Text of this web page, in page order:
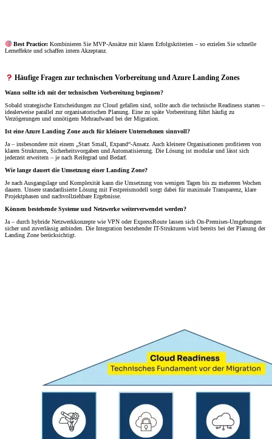
Best Practice: Kombinieren Sie MVP-Ansätze mit klaren Erfolgskriterien – so erzielen Sie schnelle
Lerneffekte und schaffen intern Akzeptanz.
Häufige Fragen zur technischen Vorbereitung und Azure Landing Zones
Wann sollte ich mit der technischen Vorbereitung beginnen?
Sobald strategische Entscheidungen zur Cloud gefallen sind, sollte auch die technische Readiness starten –
idealerweise parallel zur organisatorischen Planung. Eine zu späte Vorbereitung führt häufig zu
Verzögerungen und unnötigem Mehraufwand bei der Migration.
Ist eine Azure Landing Zone auch für kleinere Unternehmen sinnvoll?
Ja – insbesondere mit einem „Start Small, Expand“-Ansatz. Auch kleinere Organisationen profitieren von
klaren Strukturen, Sicherheitsvorgaben und Automatisierung. Die Lösung ist modular und lässt sich
jederzeit erweitern – je nach Reifegrad und Bedarf.
Wie lange dauert die Umsetzung einer Landing Zone?
Je nach Ausgangslage und Komplexität kann die Umsetzung von wenigen Tagen bis zu mehreren Wochen
dauern. Unsere standardisierte Lösung mit Festpreismodell sorgt dabei für maximale Transparenz, klare
Projektphasen und nachvollziehbare Ergebnisse.
Können bestehende Systeme und Netzwerke weiterverwendet werden?
Ja – durch hybride Netzwerkkonzepte wie VPN oder ExpressRoute lassen sich On-Premises-Umgebungen
sicher und zuverlässig anbinden. Die Integration bestehender IT-Strukturen wird bereits bei der Planung der
Landing Zone berücksichtigt.